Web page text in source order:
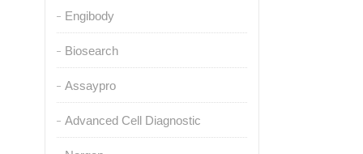
Engibody
Biosearch
Assaypro
Advanced Cell Diagnostic